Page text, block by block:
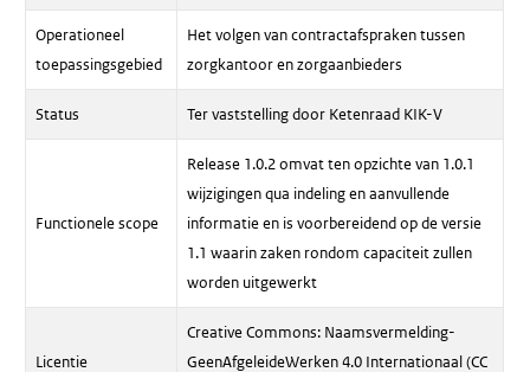
Operationeel
toepassingsgebied
Het volgen van contractafspraken tussen
zorgkantoor en zorgaanbieders
Status Ter vaststelling door Ketenraad KIK-V
Functionele scope
Release 1.0.2 omvat ten opzichte van 1.0.1
wijzigingen qua indeling en aanvullende
informatie en is voorbereidend op de versie
1.1 waarin zaken rondom capaciteit zullen
worden uitgewerkt
Licentie
Creative Commons: Naamsvermelding-
GeenAfgeleideWerken 4.0 Internationaal (CC